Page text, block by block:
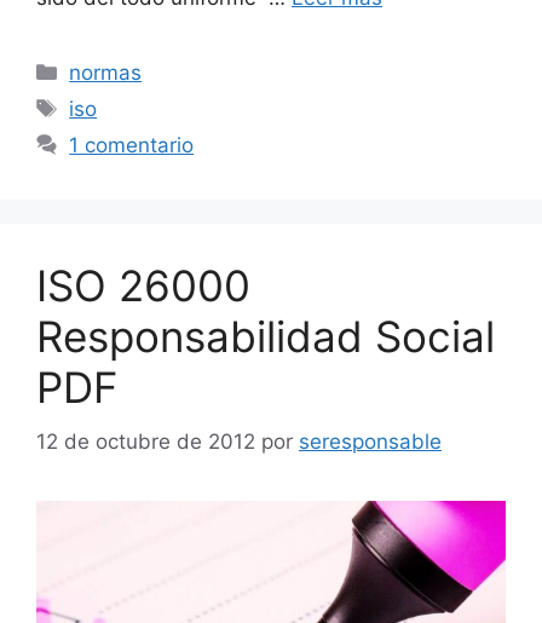
Categorías
normas
Etiquetas
iso
1 comentario
ISO 26000
Responsabilidad Social
PDF
12 de octubre de 2012 por seresponsable